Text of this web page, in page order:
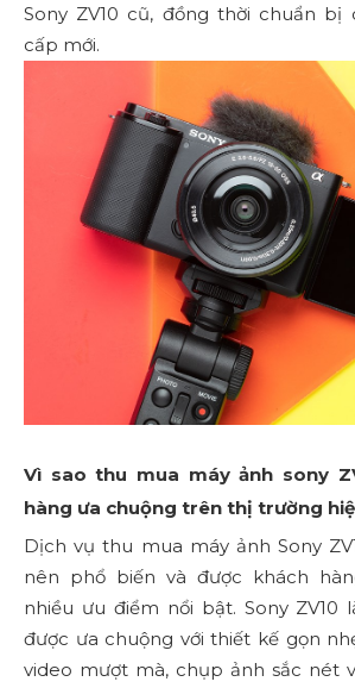
Sony ZV10 cũ, đồng thời chuẩn bị
cấp mới.
Vì sao thu mua máy ảnh sony
hàng ưa chuộng trên thị trường
Dịch vụ thu mua máy ảnh Sony
nên phổ biến và được khách
nhiều ưu điểm nổi bật. Sony ZV10
được ưa chuộng với thiết kế gọn
video mượt mà, chụp ảnh sắc nét